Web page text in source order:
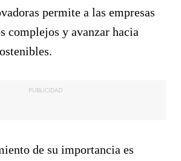
permite a las empresas
complejos y avanzar hacia
PUBLICIDAD
de su importancia es